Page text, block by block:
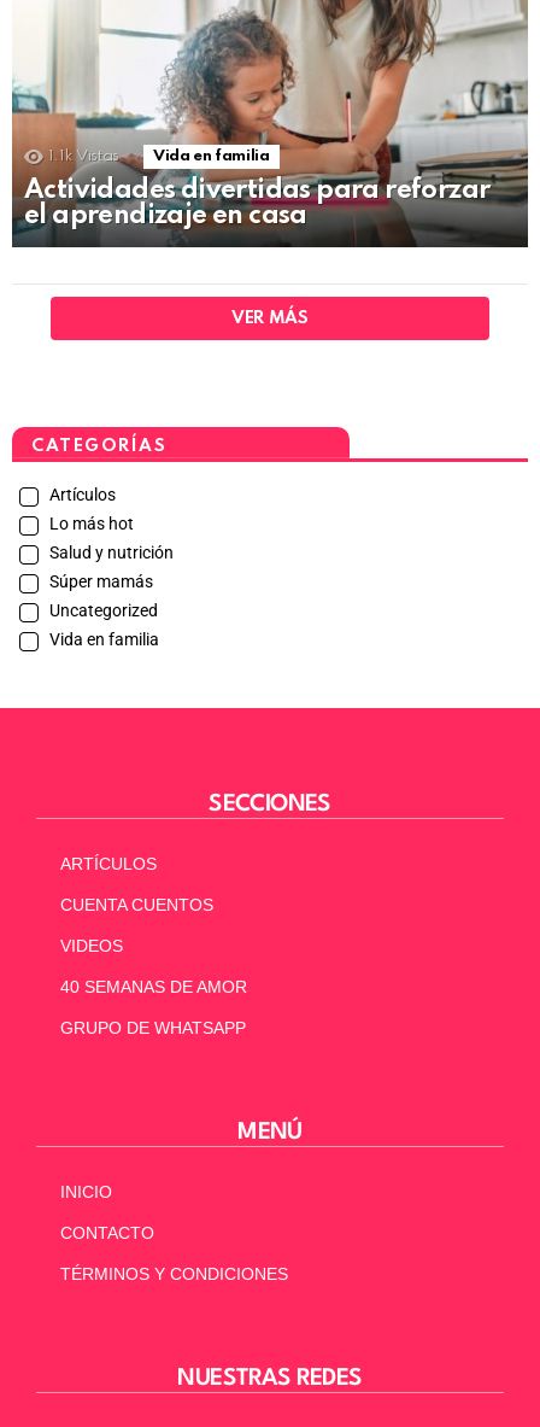
1.1k Vistas Vida en familia
Actividades divertidas para reforzar
el aprendizaje en casa
VER MÁS
CATEGORÍAS
Artículos
Lo más hot
Salud y nutrición
Súper mamás
Uncategorized
Vida en familia
SECCIONES
ARTÍCULOS
CUENTA CUENTOS
VIDEOS
40 SEMANAS DE AMOR
GRUPO DE WHATSAPP
MENÚ
INICIO
CONTACTO
TÉRMINOS Y CONDICIONES
NUESTRAS REDES